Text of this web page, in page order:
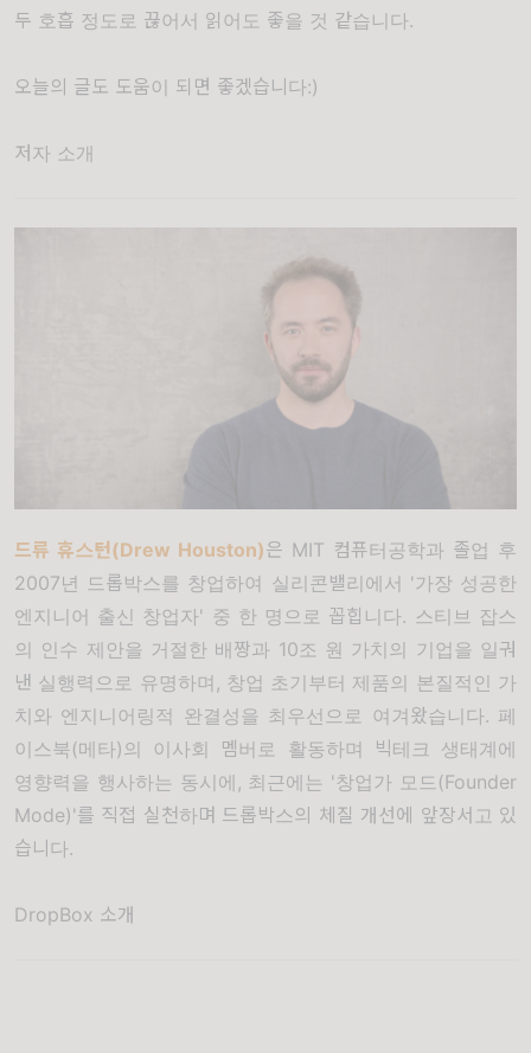
두 호흡 정도로 끊어서 읽어도 좋을 것 같습니다.
오늘의 글도 도움이 되면 좋겠습니다:)
저자 소개
드류 휴스턴(Drew Houston)은 MIT 컴퓨터공학과 졸업 후
2007년 드롭박스를 창업하여 실리콘밸리에서 '가장 성공한
엔지니어 출신 창업자' 중 한 명으로 꼽힙니다. 스티브 잡스
의 인수 제안을 거절한 배짱과 10조 원 가치의 기업을 일궈
낸 실행력으로 유명하며, 창업 초기부터 제품의 본질적인 가
치와 엔지니어링적 완결성을 최우선으로 여겨왔습니다. 페
이스북(메타)의 이사회 멤버로 활동하며 빅테크 생태계에
영향력을 행사하는 동시에, 최근에는 '창업가 모드(Founder
Mode)'를 직접 실천하며 드롭박스의 체질 개선에 앞장서고 있
습니다.
DropBox 소개